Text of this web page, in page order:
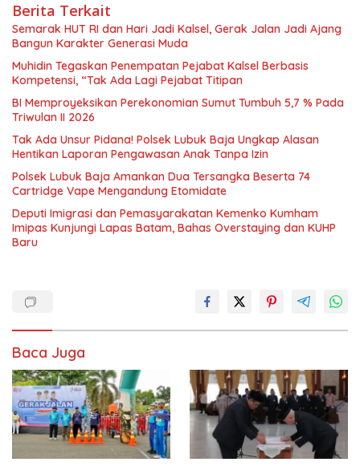
Berita Terkait
Semarak HUT RI dan Hari Jadi Kalsel, Gerak Jalan Jadi Ajang
Bangun Karakter Generasi Muda
Muhidin Tegaskan Penempatan Pejabat Kalsel Berbasis
Kompetensi, “Tak Ada Lagi Pejabat Titipan
BI Memproyeksikan Perekonomian Sumut Tumbuh 5,7 % Pada
Triwulan II 2026
Tak Ada Unsur Pidana! Polsek Lubuk Baja Ungkap Alasan
Hentikan Laporan Pengawasan Anak Tanpa Izin
Polsek Lubuk Baja Amankan Dua Tersangka Beserta 74
Cartridge Vape Mengandung Etomidate
Deputi Imigrasi dan Pemasyarakatan Kemenko Kumham
Imipas Kunjungi Lapas Batam, Bahas Overstaying dan KUHP
Baru
Baca Juga